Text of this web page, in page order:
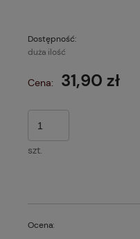
Dostępność:
duża ilość
Cena: 31,90 zł
szt.
Ocena: